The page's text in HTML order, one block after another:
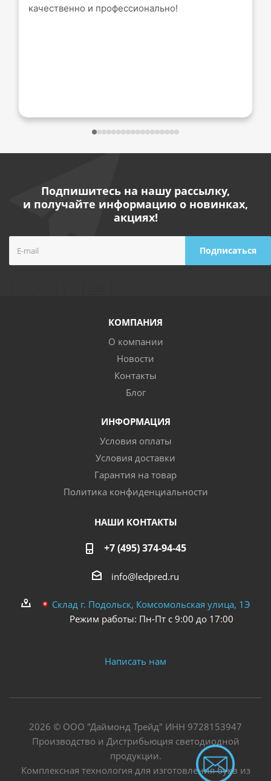
качественно и профессионально!
Подпишитесь на нашу рассылку,
и получайте информацию о новинках,
акциях!
КОМПАНИЯ
О компании
Новости
Контакты
Блог
ИНФОРМАЦИЯ
Условия оплаты
Условия доставки
Гарантия на товар
Политика конфиденциальности
НАШИ КОНТАКТЫ
+7 (495) 374-94-45
info@ledpred.ru
Склад г. Подольск, Комсомольская улица, 1Э
Режим работы: Пн-Пт с 9:00 до 17:00
Написать нам
2026 © ООО "Даймонд Трейд" ИНН 9728153947
Производство и Дистрибьюция светодиодной
продукции.
Комплексная технология для изготовления букв из